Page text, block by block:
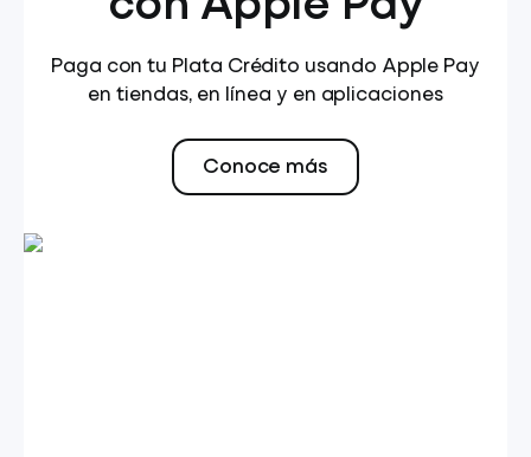
Paga con tu Plata Crédito usando Apple Pay
en tiendas, en línea y en aplicaciones
Conoce más